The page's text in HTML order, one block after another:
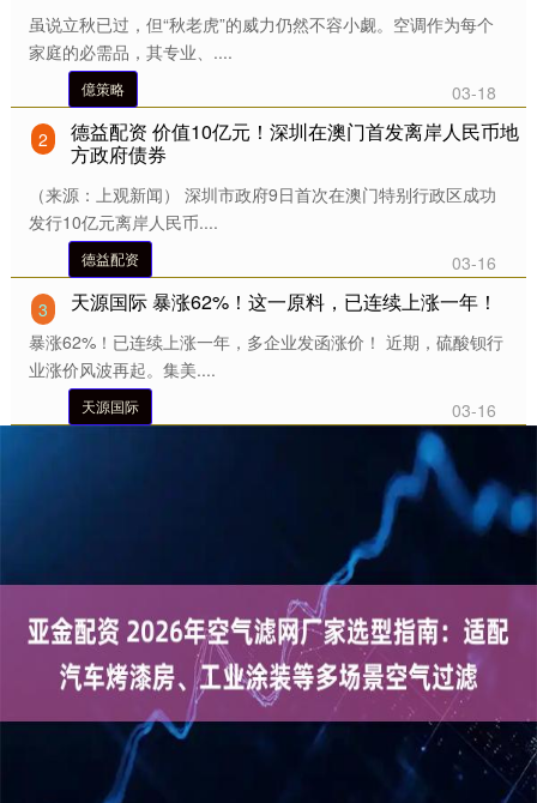
虽说立秋已过，但“秋老虎”的威力仍然不容小觑。空调作为每个
家庭的必需品，其专业、....
億策略
03-18
2
德益配资 价值10亿元！深圳在澳门首发离岸人民币地
方政府债券
（来源：上观新闻） 深圳市政府9日首次在澳门特别行政区成功
发行10亿元离岸人民币....
德益配资
03-16
3
天源国际 暴涨62%！这一原料，已连续上涨一年！
暴涨62%！已连续上涨一年，多企业发函涨价！ 近期，硫酸钡行
业涨价风波再起。集美....
天源国际 03-16